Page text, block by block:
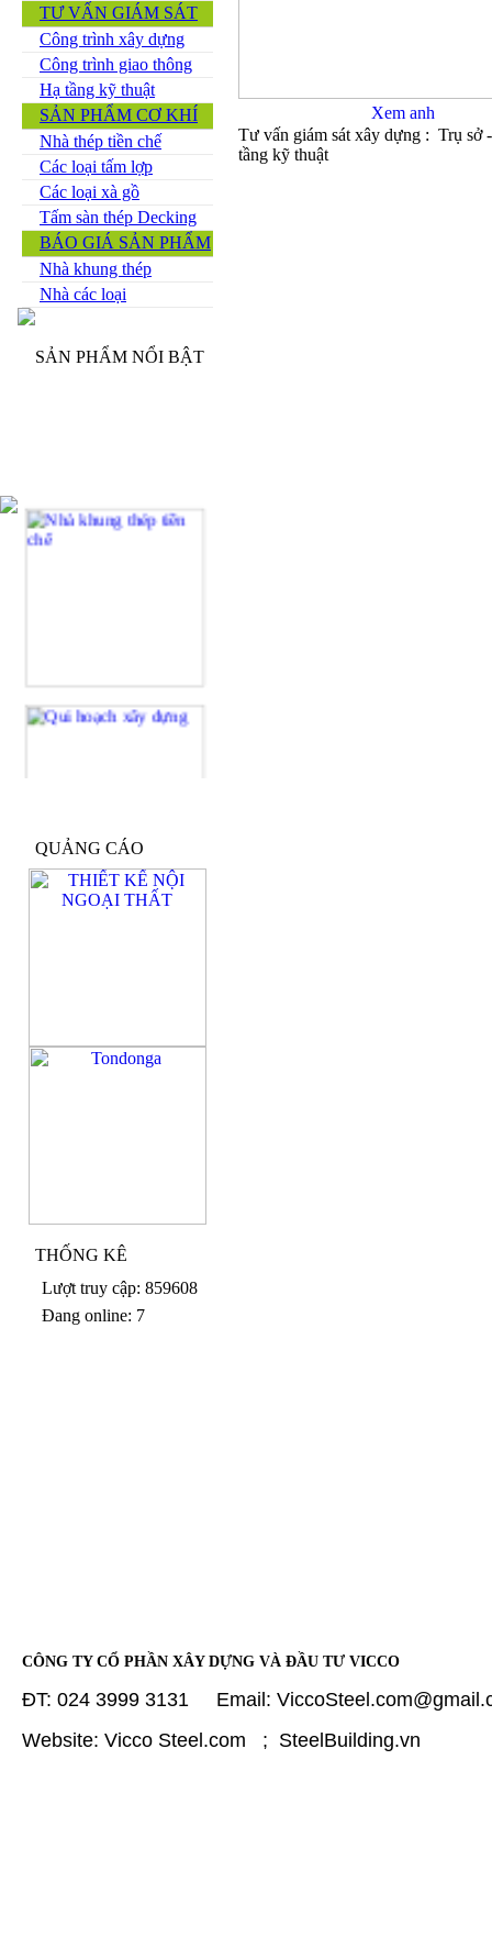
TƯ VẤN GIÁM SÁT
Công trình xây dựng
Công trình giao thông
Hạ tầng kỹ thuật
SẢN PHẨM CƠ KHÍ
Nhà thép tiền chế
Các loại tấm lợp
Các loại xà gồ
Tấm sàn thép Decking
BÁO GIÁ SẢN PHẨM
Nhà khung thép
Nhà các loại
SẢN PHẨM NỔI BẬT
QUẢNG CÁO
THỐNG KÊ
Lượt truy cập: 859608
Đang online: 7
Tư vấn giám sát xây dựng : Trụ sở
tầng kỹ thuật
CÔNG TY CỔ PHẦN XÂY DỰNG VÀ ĐẦU TƯ VICCO
ĐT: 024 3999 3131 Email:
Website: Vicco Steel.com ; SteelBuilding.vn